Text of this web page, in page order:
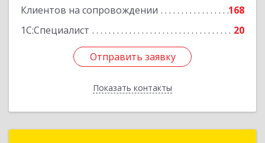
Клиентов на сопровождении
168
1С:Специалист
20
Отправить заявку
Показать контакты
Подробнее
Отправить заявку
Назад